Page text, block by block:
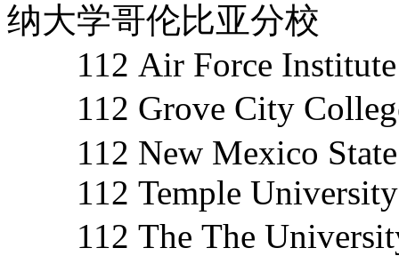
纳大学哥伦比亚分校
112 Air Force Institute
112 Grove City
112 New Mexico State
112 Temple University
112 The The